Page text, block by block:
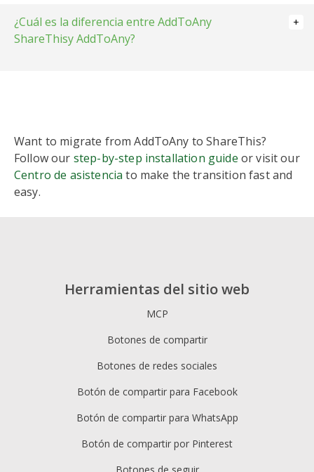
¿Cuál es la diferencia entre AddToAny
ShareThisy AddToAny?
AddToAny
Simple universal sharing
button
Modern, customizable
buttons
Built-in analytics dashboard
to track shares and
Tools designed with privacy
in mind, including a GDPR-
Easy configuration via a web
dashboard and popular
Want to migrate from AddToAny to ShareThis?
Follow our step-by-step installation guide or visit our
Centro de asistencia to make the transition fast and
easy.
Herramientas del sitio web
MCP
Botones de compartir
Botones de redes sociales
Botón de compartir para Facebook
Botón de compartir para WhatsApp
Botón de compartir por Pinterest
Botones de seguir